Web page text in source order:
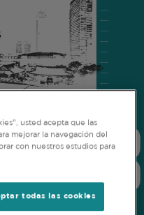
VARIABLE
ASIÁTICA
usted acepta que las
mejorar la navegación del
con nuestros estudios para
todas las cookies